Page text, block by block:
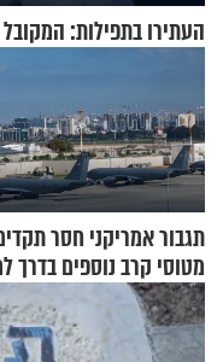
העתירו בתפילות:
תגבור אמריקני חסר
מטוסי קרב נוספים בדרך
התיכון